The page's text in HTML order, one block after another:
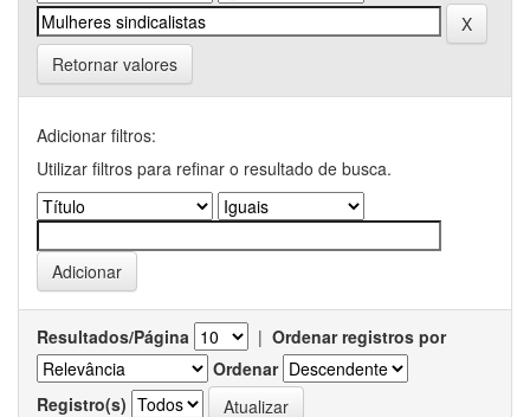
Retornar valores
Adicionar filtros:
Utilizar filtros para refinar o resultado de busca.
Resultados/Página | Ordenar registros por
Ordenar
Registro(s)